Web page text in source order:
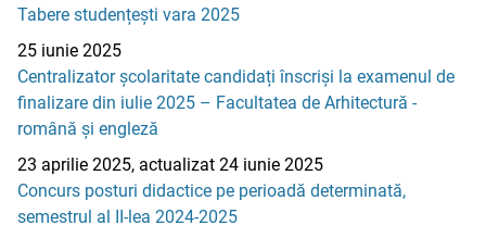
Tabere studențești vara 2025
25 iunie 2025
Centralizator școlaritate candidați înscriși la examenul de
finalizare din iulie 2025 – Facultatea de Arhitectură -
română și engleză
23 aprilie 2025, actualizat 24 iunie 2025
Concurs posturi didactice pe perioadă determinată,
semestrul al II-lea 2024-2025